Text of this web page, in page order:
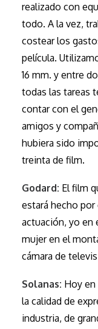
realizado con
todo. A la vez,
costear los
película.
16 mm. y entre
todas las tareas
contar con el
amigos y
hubiera sido
treinta de film.
Godard: El film
estará hecho por
actuación, yo en
mujer en el
cámara de
Solanas: Hoy
la calidad de
industria, de